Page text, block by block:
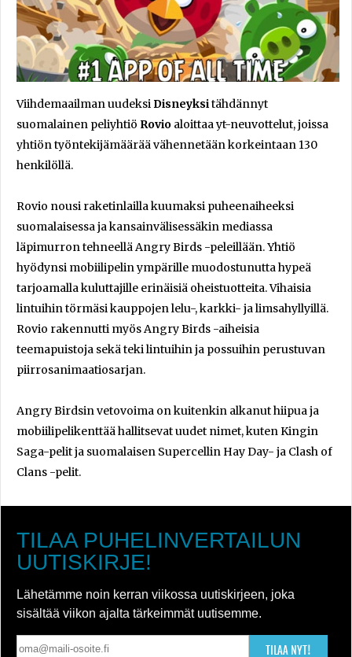
Viihdemaailman uudeksiDisneyksitähdännyt
suomalainen peliyhtiö Rovio aloittaa yt-neuvottelut, joissa
yhtiön työntekijämäärää vähennetään korkeintaan 130
henkilöllä.
Rovio nousi raketinlailla kuumaksi puheenaiheeksi
suomalaisessa ja kansainvälisessäkin mediassa
läpimurron tehneellä Angry Birds -peleillään. Yhtiö
hyödynsi mobiilipelin ympärille muodostunutta hypeä
tarjoamalla kuluttajille erinäisiä oheistuotteita. Vihaisia
lintuihin törmäsi kauppojen lelu-, karkki- ja limsahyllyillä.
Rovio rakennutti myös Angry Birds -aiheisia
teemapuistoja sekä teki lintuihin ja possuihin perustuvan
piirrosanimaatiosarjan.
Angry Birdsin vetovoima on kuitenkin alkanut hiipua ja
mobiilipelikenttää hallitsevat uudet nimet, kuten Kingin
Saga-pelit ja suomalaisen Supercellin Hay Day- ja Clash of
Clans -pelit.
TILAA PUHELINVERTAILUN
UUTISKIRJE!
Lähetämme noin kerran viikossa uutiskirjeen, joka
sisältää viikon ajalta tärkeimmät uutisemme.
TILAA NYT!